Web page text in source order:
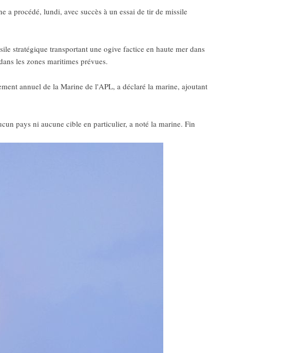
procédé, lundi, avec succès à un essai de tir de missile
stratégique transportant une ogive factice en haute mer dans
les zones maritimes prévues.
annuel de la Marine de l'APL, a déclaré la marine, ajoutant
pays ni aucune cible en particulier, a noté la marine. Fin